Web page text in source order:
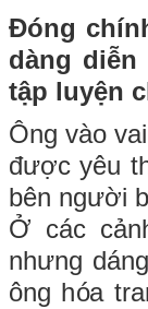
Đóng
dàng
tập luyện
Ông vào
được yêu
bên người
Ở các
nhưng
ông hóa